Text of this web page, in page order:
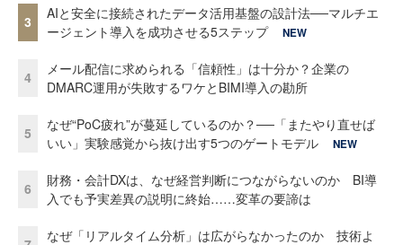
3
AIと安全に接続されたデータ活用基盤の設計法──マルチエ
ージェント導入を成功させる5ステップ
NEW
4
メール配信に求められる「信頼性」は十分か？企業の
DMARC運用が失敗するワケとBIMI導入の勘所
5
なぜ“PoC疲れ”が蔓延しているのか？──「またやり直せば
いい」実験感覚から抜け出す5つのゲートモデル
NEW
6
財務・会計DXは、なぜ経営判断につながらないのか BI導
入でも予実差異の説明に終始……変革の要諦は
なぜ「リアルタイム分析」は広がらなかったのか 技術よ